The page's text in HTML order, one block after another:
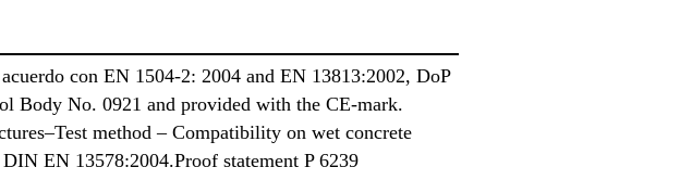
con EN 1504-2: 2004 and EN 13813:2002, DoP
Body No. 0921 and provided with the CE-mark.
method – Compatibility on wet concrete
EN 13578:2004.Proof statement P 6239